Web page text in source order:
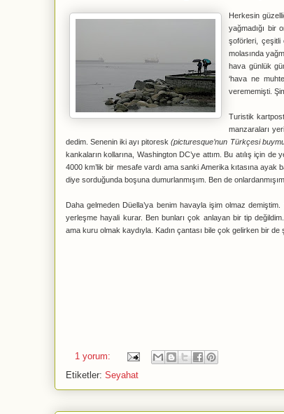
Herkesin
yağmadığı bir
şoförleri, çeşitli
molasında
hava günlük
‘hava ne
verememişti.
Turistik
manzaraları
dedim. Senenin iki ayı pitoresk(picturesque’nun Türkçesi
kankaların kollarına, Washington DC’ye attım. Bu atılış için
4000 km’lik bir mesafe vardı ama sanki Amerika kıtasına ayak
diye sorduğunda boşuna dumurlanmışım. Ben de onlardanmışım.
Daha gelmeden Düella’ya benim havayla işim olmaz
yerleşme hayali kurar. Ben bunları çok anlayan bir tip
ama kuru olmak kaydıyla. Kadın çantası bile çok gelirken bir
1 yorum:
Etiketler: Seyahat